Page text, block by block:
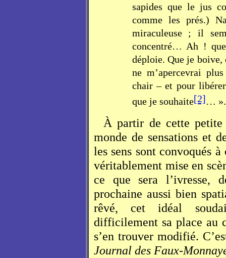
sapides que le jus
comme les prés.)
miraculeuse ; il
concentré… Ah !
déploie. Que je boive,
ne m’apercevrai
chair – et pour
que je souhaite[2]… ».
À partir de cette petite
monde de sensations et
les sens sont convoqués
véritablement mise en
ce que sera l’ivresse,
prochaine aussi bien
rêvé, cet idéal
difficilement sa place au
s’en trouver modifié.
Journal des Faux-